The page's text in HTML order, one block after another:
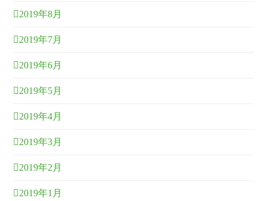
2019年8月
2019年7月
2019年6月
2019年5月
2019年4月
2019年3月
2019年2月
2019年1月